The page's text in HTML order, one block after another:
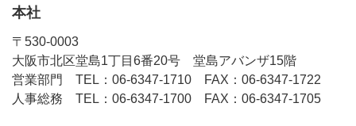
本社
〒530-0003
大阪市北区堂島1丁目6番20号 堂島アバンザ15階
営業部門 TEL：06-6347-1710 FAX：06-6347-1722
人事総務 TEL：06-6347-1700 FAX：06-6347-1705